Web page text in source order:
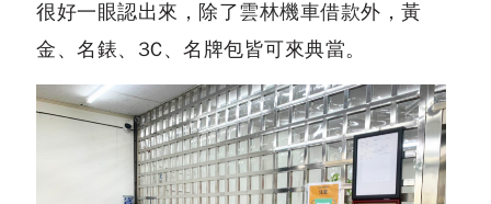
很好一眼認出來，除了雲林機車借款外，黃
金、名錶、3C、名牌包皆可來典當。